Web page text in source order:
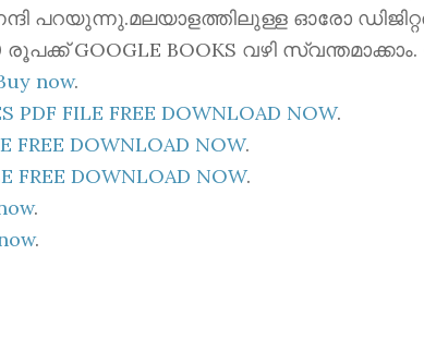
പറയുന്നു.മലയാളത്തിലുള്ള ഓരോ
രൂപക്ക് GOOGLE BOOKS വഴി
now.
PDF FILE FREE DOWNLOAD NOW.
FREE DOWNLOAD NOW.
FREE DOWNLOAD NOW.
.
.